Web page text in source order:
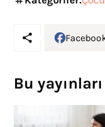
Bu